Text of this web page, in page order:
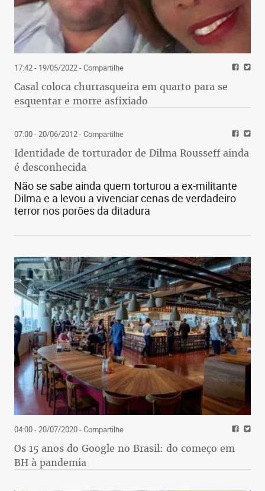
17:42 - 19/05/2022- Compartilhe
Casal coloca churrasqueira em quarto para se
esquentar e morre asfixiado
07:00 - 20/06/2012- Compartilhe
Identidade de torturador de Dilma Rousseff ainda
é desconhecida
Não se sabe ainda quem torturou a ex-militante
Dilma e a levou a vivenciar cenas de verdadeiro
terror nos porões da ditadura
04:00 - 20/07/2020- Compartilhe
Os 15 anos do Google no Brasil: do começo em
BH à pandemia